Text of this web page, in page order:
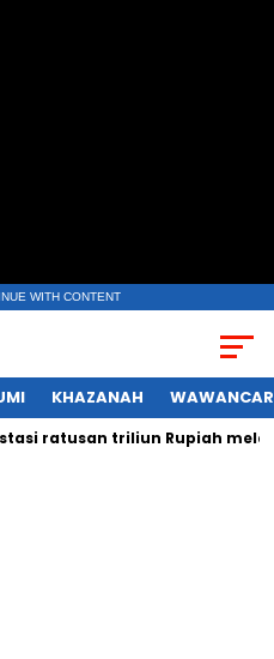
WITH CONTENT
KHAZANAH
triliun Rupiah melayang,